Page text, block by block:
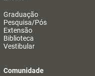
Graduação
Pesquisa/Pós
Extensão
Biblioteca
Vestibular
Comunidade